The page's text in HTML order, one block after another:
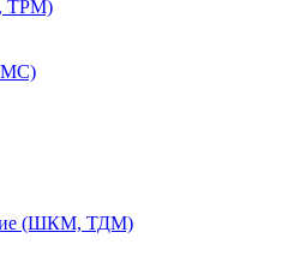
ТРМ)
(ШКМ, ТДМ)